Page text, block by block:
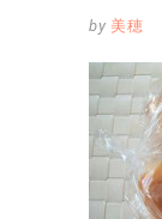
by 美穂